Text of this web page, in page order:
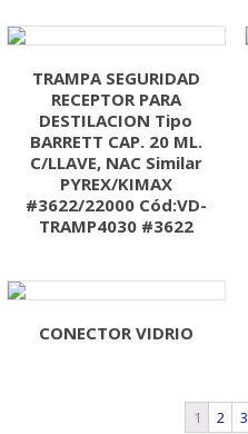
TRAMPA SEGURIDAD
RECEPTOR PARA
DESTILACION Tipo
BARRETT CAP. 20 ML.
C/LLAVE, NAC Similar
PYREX/KIMAX
#3622/22000 Cód:VD-
TRAMP4030 #3622
CONECTOR VIDRIO
1 2 3